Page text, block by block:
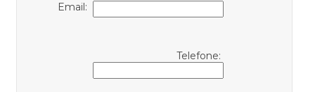
Email:
Telefone: